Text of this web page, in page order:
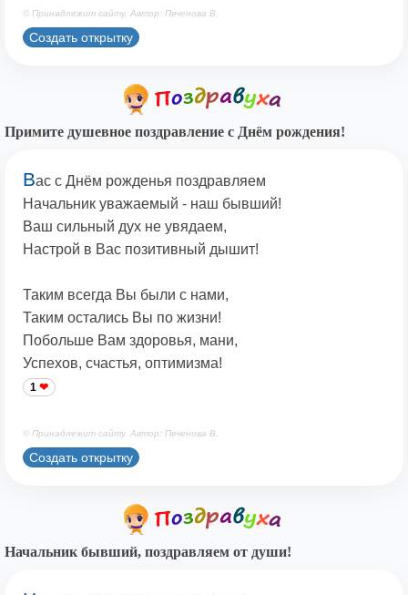
© Принадлежит сайту. Автор: Печенова В.
Создать открытку
Примите душевное поздравление с Днём рождения!
Вас с Днём рожденья поздравляем
Начальник уважаемый - наш бывший!
Ваш сильный дух не увядаем,
Настрой в Вас позитивный дышит!
Таким всегда Вы были с нами,
Таким остались Вы по жизни!
Побольше Вам здоровья, мани,
Успехов, счастья, оптимизма!
1
© Принадлежит сайту. Автор: Печенова В.
Создать открытку
Начальник бывший, поздравляем от души!